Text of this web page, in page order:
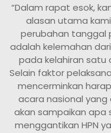
“Dalam rapat esok,
alasan utama
perubahan tanggal
adalah kelemahan
pada kelahiran satu
Selain faktor
mencerminkan
acara nasional
akan sampaikan
menggantikan HPN